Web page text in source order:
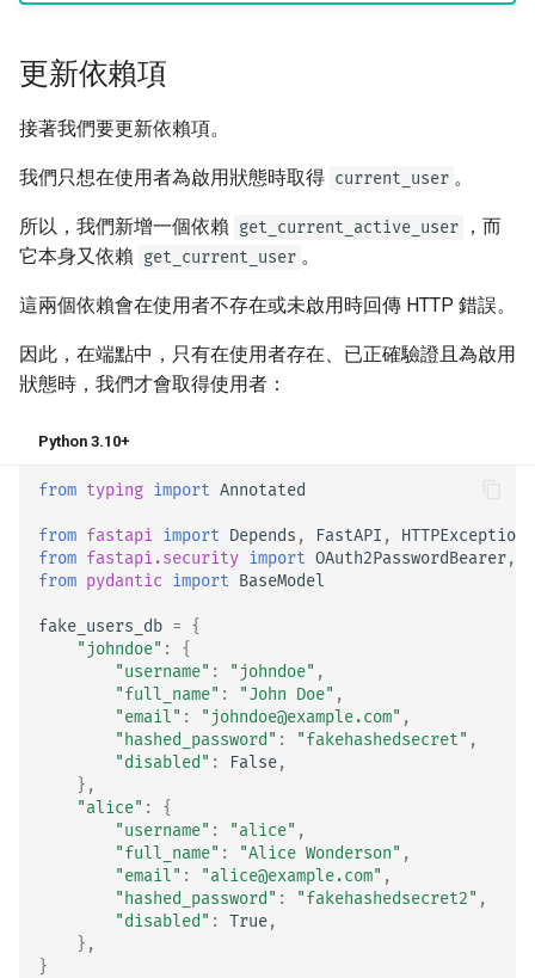
更新依賴項
接著我們要更新依賴項。
我們只想在使用者為啟用狀態時取得 current_user 。
所以，我們新增一個依賴 get_current_active_user
，而
它本身又依賴 get_current_user 。
這兩個依賴會在使用者不存在或未啟用時回傳 HTTP 錯誤。
因此，在端點中，只有在使用者存在、已正確驗證且為啟用
狀態時，我們才會取得使用者：
Python 3.10+
from typing import Annotated
from fastapi import Depends , FastAPI , HTTPException
from fastapi.security import OAuth2PasswordBearer,
from pydantic import BaseModel
fake_users_db = {
"johndoe" :
{
"username" : "johndoe" ,
"full_name" : "John Doe" ,
"email" : "johndoe@example.com" ,
"hashed_password" : "fakehashedsecret" ,
"disabled" : False,
},
"alice" :
{
"username" : "alice" ,
"full_name" : "Alice Wonderson" ,
"email" : "alice@example.com" ,
"hashed_password" : "fakehashedsecret2" ,
"disabled" : True,
},
}